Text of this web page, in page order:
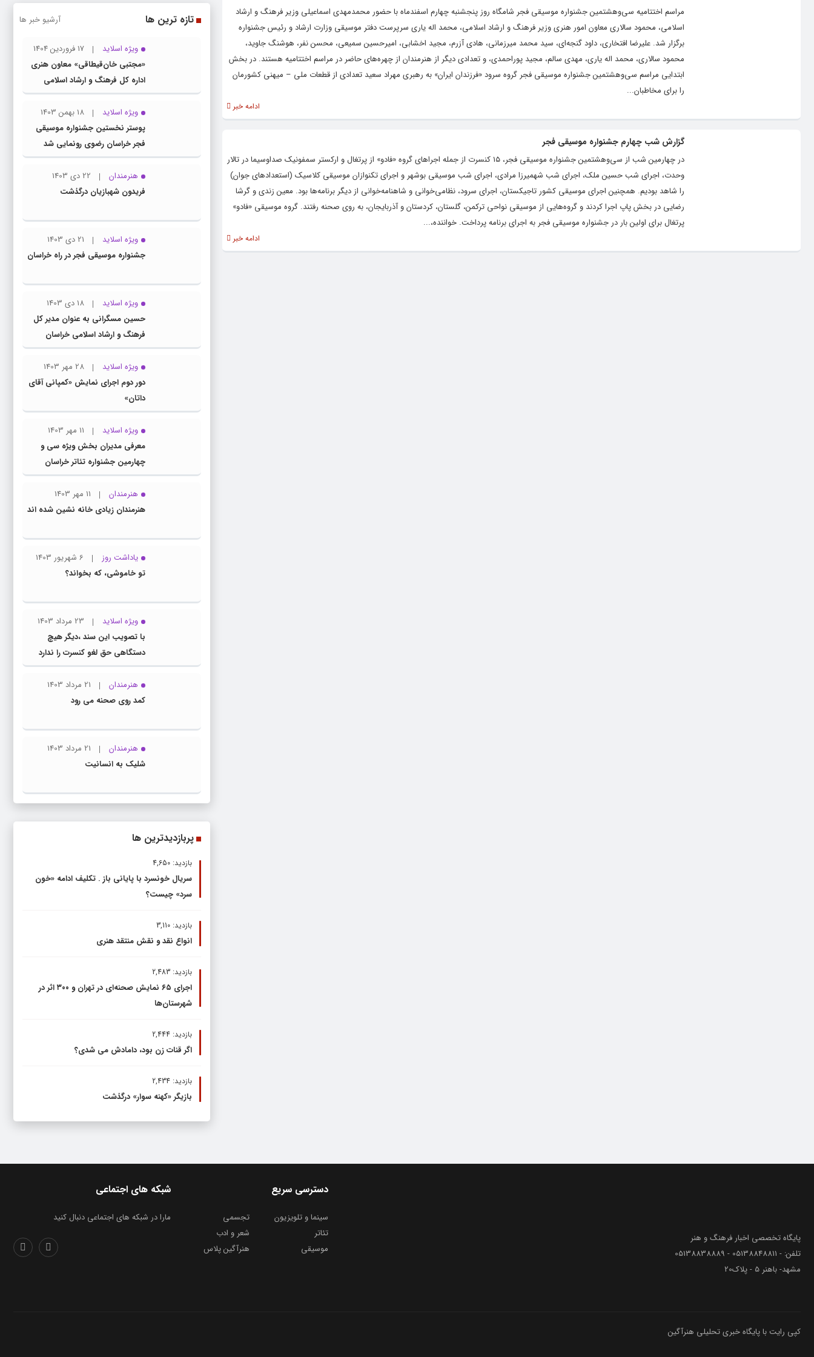
مراسم اختتامیه سی‌وهشتمین جشنواره موسیقی فجر شامگاه روز پنجشنبه چهارم اسفندماه با حضور محمدمهدی اسماعیلی وزیر فرهنگ و ارشاد
اسلامی، محمود سالاری معاون امور هنری وزیر فرهنگ و ارشاد اسلامی، محمد اله یاری سرپرست دفتر موسیقی وزارت ارشاد و رئیس جشنواره
برگزار شد. علیرضا افتخاری، داود گنجه‌ای، سید محمد میرزمانی، هادی آزرم، مجید اخشابی، امیرحسین سمیعی، محسن نفر، هوشنگ جاوید،
محمود سالاری، محمد اله یاری، مهدی سالم، مجید پوراحمدی، و تعدادی دیگر از هنرمندان از چهره‌های حاضر در مراسم اختتامیه هستند. در بخش
ابتدایی مراسم سی‌وهشتمین جشنواره موسیقی فجر گروه سرود «فرزندان ایران» به رهبری مهراد سعید تعدادی از قطعات ملی – میهنی کشورمان
را برای مخاطبان...
ادامه خبر
گزارش شب چهارم جشنواره موسیقی فجر
در چهارمین شب از سی‌وهشتمین جشنواره موسیقی فجر، ۱۵ کنسرت از جمله اجراهای گروه «فادو» از پرتغال و ارکستر سمفونیک صداوسیما در تالار
وحدت، اجرای شب حسین ملک، اجرای شب شهمیرزا مرادی، اجرای شب موسیقی بوشهر و اجرای تکنوازان موسیقی کلاسیک (استعدادهای جوان)
را شاهد بودیم. همچنین اجرای موسیقی کشور تاجیکستان، اجرای سرود، نظامی‌خوانی و شاهنامه‌خوانی از دیگر برنامه‌ها بود. معین زندی و گرشا
رضایی در بخش پاپ اجرا کردند و گروه‌هایی از موسیقی نواحی ترکمن، گلستان، کردستان و آذربایجان، به روی صحنه رفتند. گروه موسیقی «فادو»
پرتغال برای اولین بار در جشنواره موسیقی فجر به اجرای برنامه پرداخت. خواننده،...
ادامه خبر
تازه ترین ها آرشیو خبر ها
ویژه اسلاید
17 فروردین 1404
«مجتبی خان‌قیطاقی» معاون هنری
اداره کل فرهنگ و ارشاد اسلامی
خراسان رضوی شد
ویژه اسلاید
18 بهمن 1403
پوستر نخستین جشنواره موسیقی
فجر خراسان رضوی رونمایی شد
هنرمندان
22 دی 1403
فریدون شهبازیان درگذشت
ویژه اسلاید
21 دی 1403
جشنواره موسیقی فجر در راه خراسان
ویژه اسلاید
18 دی 1403
حسین مسگرانی به عنوان مدیر کل
فرهنگ و ارشاد اسلامی خراسان
رضوی معرفی شد
ویژه اسلاید
28 مهر 1403
دور دوم اجرای نمایش «کمپانی آقای
داتان»
ویژه اسلاید
11 مهر 1403
معرفی مدیران بخش ویژه سی و
چهارمین جشنواره تئاتر خراسان
رضوی
هنرمندان
11 مهر 1403
هنرمندان زیادی خانه نشین شده اند
یاداشت روز
6 شهریور 1403
تو خاموشی، که بخواند؟
ویژه اسلاید
23 مرداد 1403
با تصویب این سند ،دیگر هیچ
دستگاهی حق لغو کنسرت را ندارد
هنرمندان
21 مرداد 1403
کمد روی صحنه می رود
هنرمندان
21 مرداد 1403
شلیک به انسانیت
پربازدیدترین ها
بازدید: 4,650
سریال خونسرد با پایانی باز . تکلیف ادامه «خون
سرد» چیست؟
بازدید: 3,110
انواع نقد و نقش منتقد هنری
بازدید: 2,483
اجرای ۶۵ نمایش صحنه‌ای در تهران و ۳۰۰ اثر در
شهرستان‌ها
بازدید: 2,444
اگر قنات زن بود، دامادش می شدی؟
بازدید: 2,434
بازیگر «کهنه سوار» درگذشت
پایگاه تخصصی اخبار فرهنگ و هنر
تلفن: - 05138848811 - 05138838889
مشهد- باهنر 5 - پلاک20
شبکه های اجتماعی
مارا در شبکه های اجتماعی دنبال کنید
دسترسی سریع
سینما و تلویزیون
تجسمی
تئاتر
شعر و ادب
موسیقی
هنرآگین پلاس
کپی رایت با پایگاه خبری تحلیلی هنرآگین